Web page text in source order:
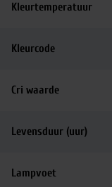
Kleurtemperatuur
Kleurcode
Cri waarde
Levensduur (uur)
Lampvoet